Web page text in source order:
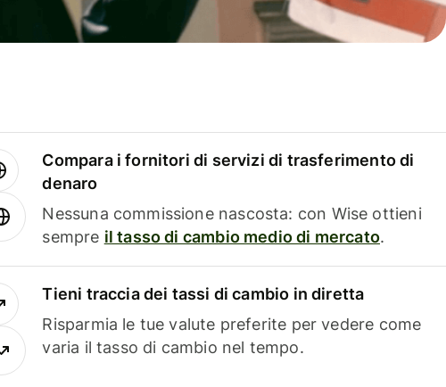
Compara i fornitori di servizi di trasferimento di
denaro
Nessuna commissione nascosta: con Wise ottieni
sempre il tasso di cambio medio di mercato.
Tieni traccia dei tassi di cambio in diretta
Risparmia le tue valute preferite per vedere come
varia il tasso di cambio nel tempo.